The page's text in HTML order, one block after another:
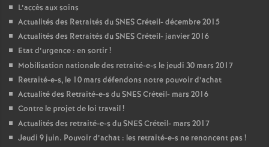
L’accès aux soins
Actualités des Retraités duSNESCréteil- décembre 2015
Actualités des Retraités duSNESCréteil- janvier 2016
Etat d’urgence : en sortir!
Mobilisation nationale des retraité-e-s le jeudi 30 mars 2017
Retraité-e-s, le 10 mars défendons notre pouvoir d’achat
Actualité des Retraité-e-s duSNESCréteil- mars 2016
Contre le projet de loi travail!
Actualités des retraité-e-s duSNESCréteil- mars 2017
Jeudi 9 juin. Pouvoir d’achat : les retraité-e-s ne renoncent pas !